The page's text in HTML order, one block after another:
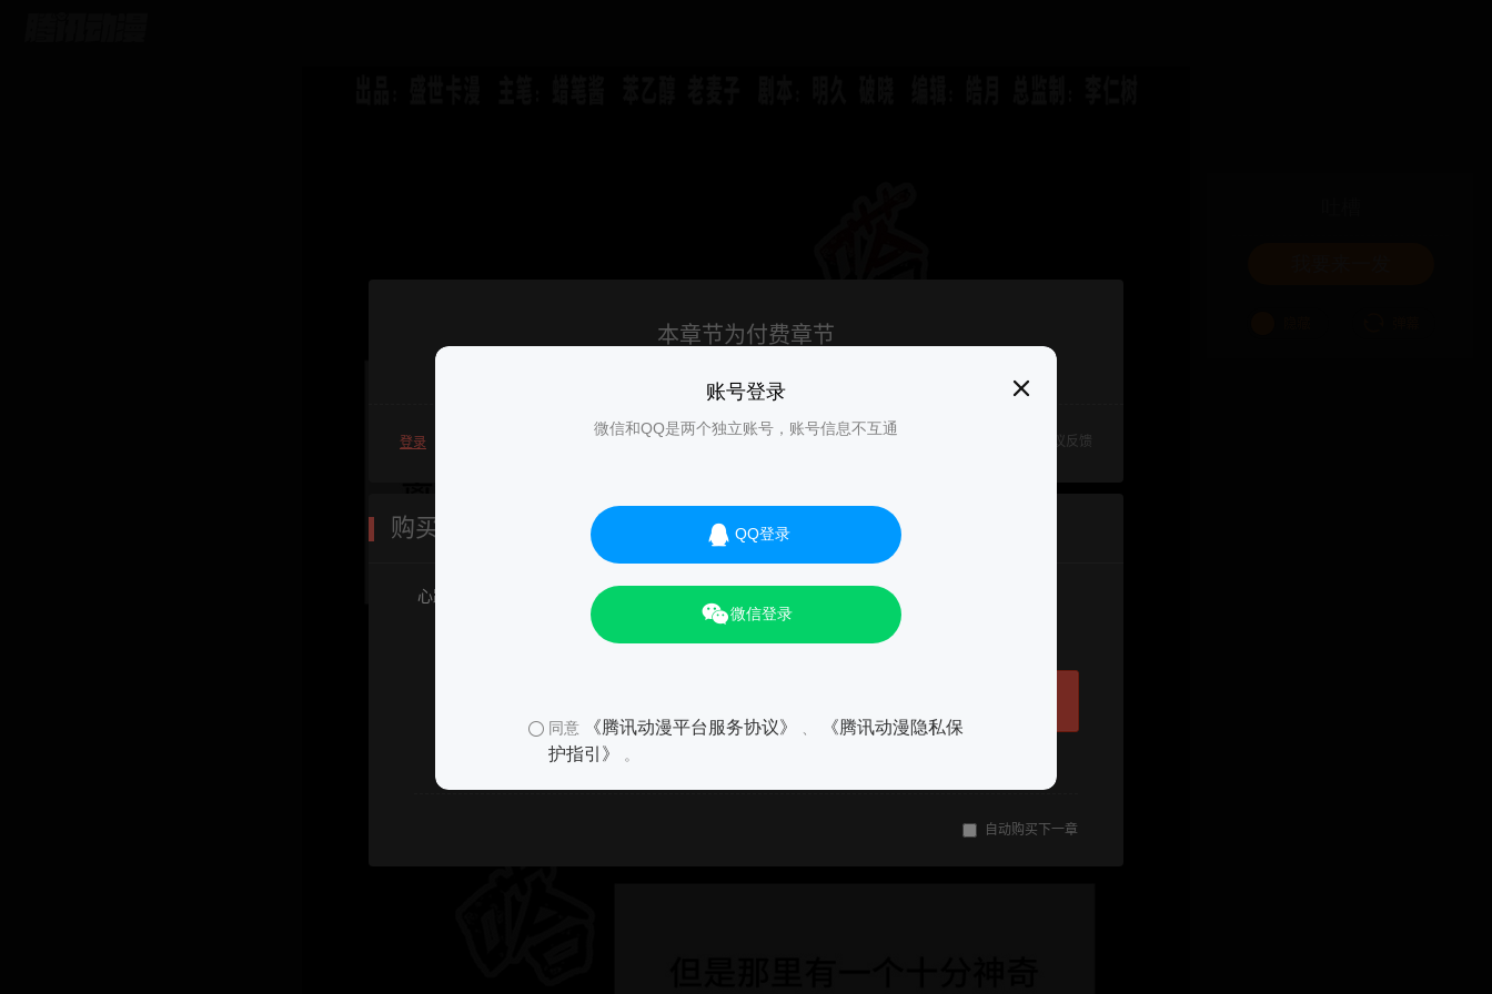
账号登录
微信和QQ是两个独立账号，账号信息不互通
QQ登录
微信登录
同意 《腾讯动漫平台服务协议》
《腾讯动漫隐私保
护指引》
。